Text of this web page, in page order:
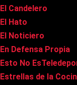
El Candelero
El Hato
El Noticiero
En Defensa Propia
Esto No
Estrellas de la